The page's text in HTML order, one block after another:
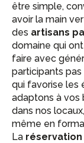
être simple,
avoir la main
des artisans
domaine qui
faire avec
participants
qui favorise les
adaptons à vos
dans nos
même en
La